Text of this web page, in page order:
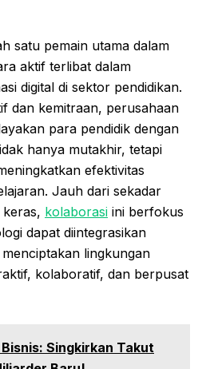
satu pemain utama dalam
aktif terlibat dalam
digital di sektor pendidikan.
dan kemitraan, perusahaan
para pendidik dengan
hanya mutakhir, tetapi
efektivitas
Jauh dari sekadar
kolaborasi ini berfokus
dapat diintegrasikan
lingkungan
kolaboratif, dan berpusat
Bisnis: Singkirkan Takut